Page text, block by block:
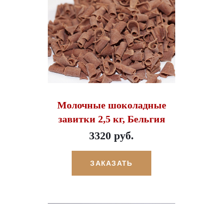
Молочные шоколадные
завитки 2,5 кг, Бельгия
3320 руб.
ЗАКАЗАТЬ